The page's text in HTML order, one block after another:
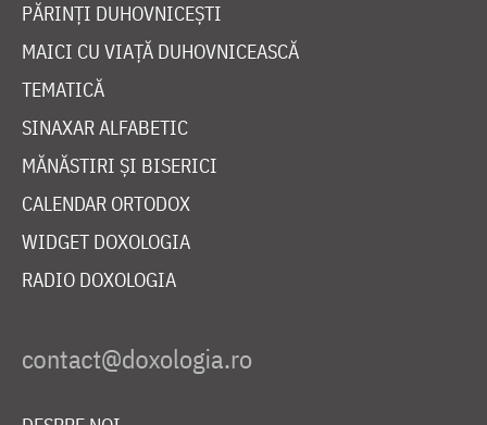
PĂRINȚI DUHOVNICEȘTI
MAICI CU VIAȚĂ DUHOVNICEASCĂ
TEMATICĂ
SINAXAR ALFABETIC
MĂNĂSTIRI ȘI BISERICI
CALENDAR ORTODOX
WIDGET DOXOLOGIA
RADIO DOXOLOGIA